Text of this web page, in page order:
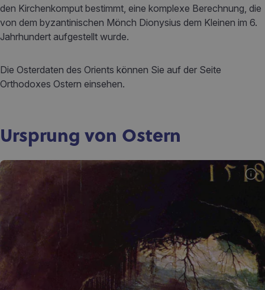
den Kirchenkomput bestimmt, eine komplexe Berechnung, die
von dem byzantinischen Mönch Dionysius dem Kleinen im 6.
Jahrhundert aufgestellt wurde.
Die Osterdaten des Orients können Sie auf der Seite
Orthodoxes Ostern einsehen.
Ursprung von Ostern